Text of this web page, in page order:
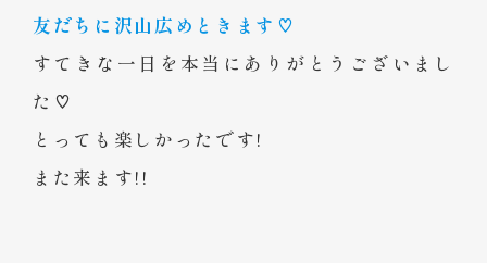
友だちに沢山広めときます♡
すてきな一日を本当にありがとうございまし
た♡
とっても楽しかったです!
また来ます!!